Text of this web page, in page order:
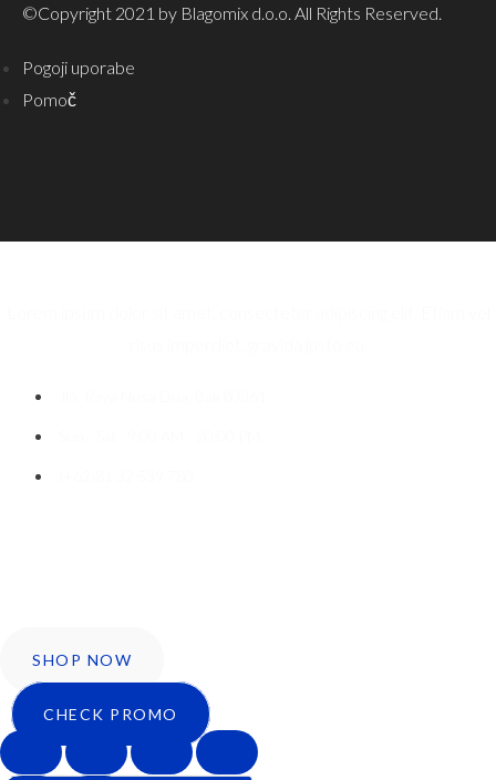
©Copyright 2021 by Blagomix d.o.o. All Rights Reserved.
Pogoji uporabe
Pomoč
SHOP NOW
CHECK PROMO